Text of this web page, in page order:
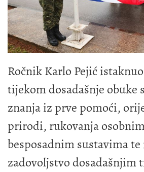
Ročnik Karlo Pejić
tijekom dosadašnje obuke
znanja iz prve pomoći,
prirodi, rukovanja
besposadnim sustavima
zadovoljstvo dosadašnjim